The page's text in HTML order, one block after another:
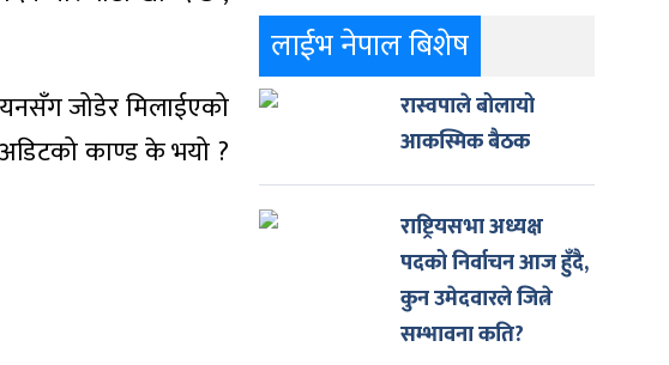
जोडेर मिलाईएको
काण्ड के भयो ?
लाईभ नेपाल बिशेष
रास्वपाले बोलायो
आकस्मिक बैठक
राष्ट्रियसभा अध्यक्ष
पदको निर्वाचन आज हुँदै,
कुन उमेदवारले जित्ने
सम्भावना कति?